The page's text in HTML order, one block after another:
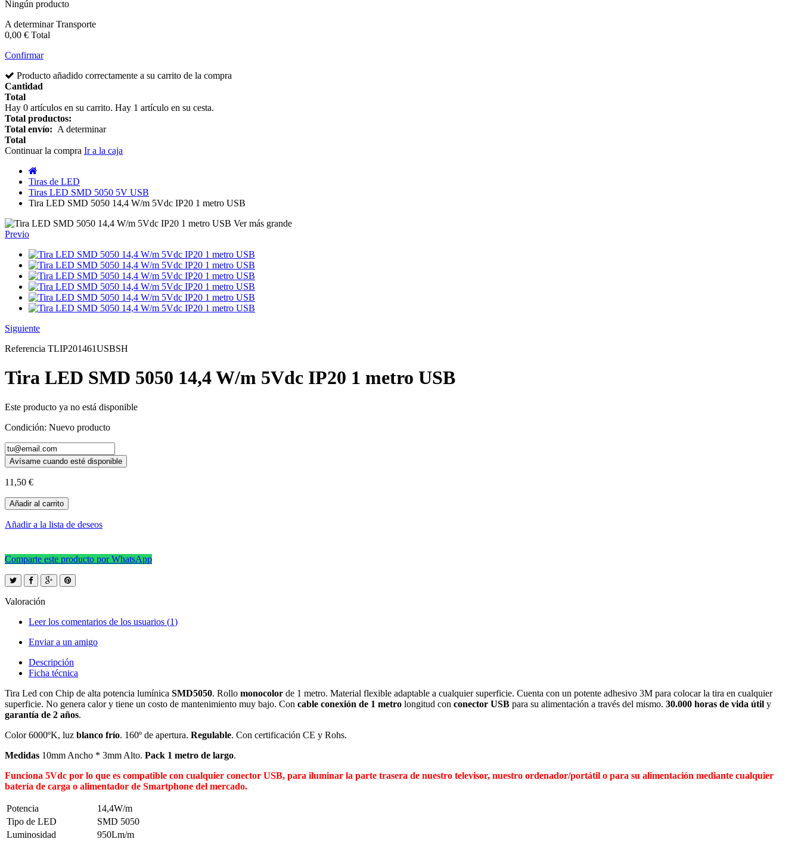
Ningún producto
A determinarTransporte
0,00 € Total
Confirmar
Producto añadido correctamente a su carrito de la compra
Cantidad
Total
Hay 0 artículos en su carrito. Hay 1 artículo en su cesta.
Total productos:
Total envío: A determinar
Total
Continuar la compra Ir a la caja
Tiras de LED
Tiras LED SMD 5050 5V USB
Tira LED SMD 5050 14,4 W/m 5Vdc IP20 1 metro USB
Ver más grande
Previo
Siguiente
Referencia TLIP201461USBSH
Tira LED SMD 5050 14,4 W/m 5Vdc IP20 1 metro USB
Este producto ya no está disponible
Condición: Nuevo producto
Avísame cuando esté disponible
11,50 €
Añadir al carrito
Añadir a la lista de deseos
Comparte este producto por WhatsApp
Valoración
Leer los comentarios de los usuarios (1)
Enviar a un amigo
Descripción
Ficha técnica
Tira Led con Chip de alta potencia lumínica SMD5050. Rollo monocolor de 1 metro. Material flexible adaptable a cualquier superficie. Cuenta con un potente adhesivo 3M para colocar la tira en cualquier
superficie. No genera calor y tiene un costo de mantenimiento muy bajo. Con cable conexión de 1 metro longitud con conector USB para su alimentación a través del mismo. 30.000 horas de vida útil y
garantía de 2 años.
Color 6000ºK, luz blanco frío. 160º de apertura. Regulable. Con certificación CE y Rohs.
Medidas 10mm Ancho * 3mm Alto. Pack 1 metro de largo.
Funciona 5Vdc por lo que es compatible con cualquier conector USB, para iluminar la parte trasera de nuestro televisor, nuestro ordenador/portátil o para su alimentación mediante cualquier
batería de carga o alimentador de Smartphone del mercado.
Potencia
14,4W/m
Tipo de LED
SMD 5050
Luminosidad
950Lm/m